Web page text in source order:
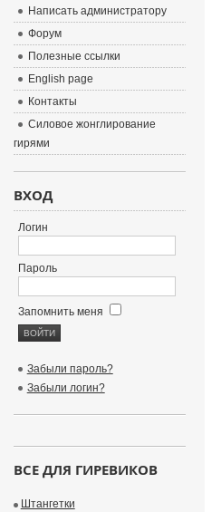
Написать администратору
Форум
Полезные ссылки
English page
Контакты
Силовое жонглирование
гирями
ВХОД
Логин
Пароль
Запомнить меня
Забыли пароль?
Забыли логин?
ВСЕ ДЛЯ ГИРЕВИКОВ
Штангетки